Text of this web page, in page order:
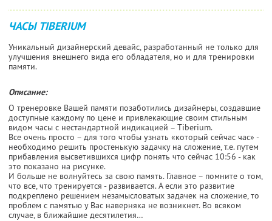
ЧАСЫ TIBERIUM
Уникальный дизайнерский девайс, разработанный не только для
улучшения внешнего вида его обладателя, но и для тренировки
памяти.
Описание:
О тренеровке Вашей памяти позаботились дизайнеры, создавшие
доступные каждому по цене и привлекающие своим стильным
видом часы с нестандартной индикацией – Tiberium.
Все очень просто – для того чтобы узнать «который сейчас час» -
необходимо решить простенькую задачку на сложение, т.е. путем
прибавления высветившихся цифр понять что сейчас 10:56 - как
это показано на рисунке.
И больше не волнуйтесь за свою память. Главное – помните о том,
что все, что тренируется - развивается. А если это развитие
подкреплено решением незамысловатых задачек на сложение, то
проблем с памятью у Вас наверняка не возникнет. Во всяком
случае, в ближайшие десятилетия…